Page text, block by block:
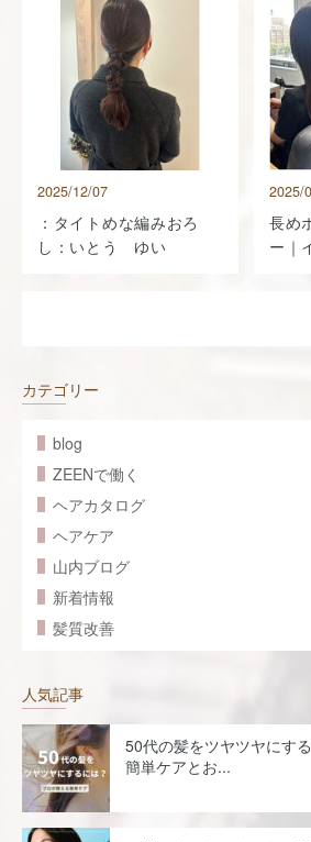
2025/12/07
：タイトめな編みおろ
し：いとう ゆい
2025/
長め
ー｜
カテゴリー
blog
ZEENで働く
ヘアカタログ
ヘアケア
山内ブログ
新着情報
髪質改善
人気記事
50代の髪をツヤツヤにす
簡単ケアとお...